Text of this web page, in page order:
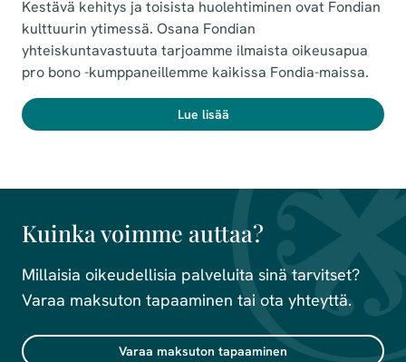
Kestävä kehitys ja toisista huolehtiminen ovat Fondian
kulttuurin ytimessä. Osana Fondian
yhteiskuntavastuuta tarjoamme ilmaista oikeusapua
pro bono -kumppaneillemme kaikissa Fondia-maissa.
Lue lisää
Kuinka voimme auttaa?
Millaisia oikeudellisia palveluita sinä tarvitset?
Varaa maksuton tapaaminen tai ota yhteyttä.
Varaa maksuton tapaaminen